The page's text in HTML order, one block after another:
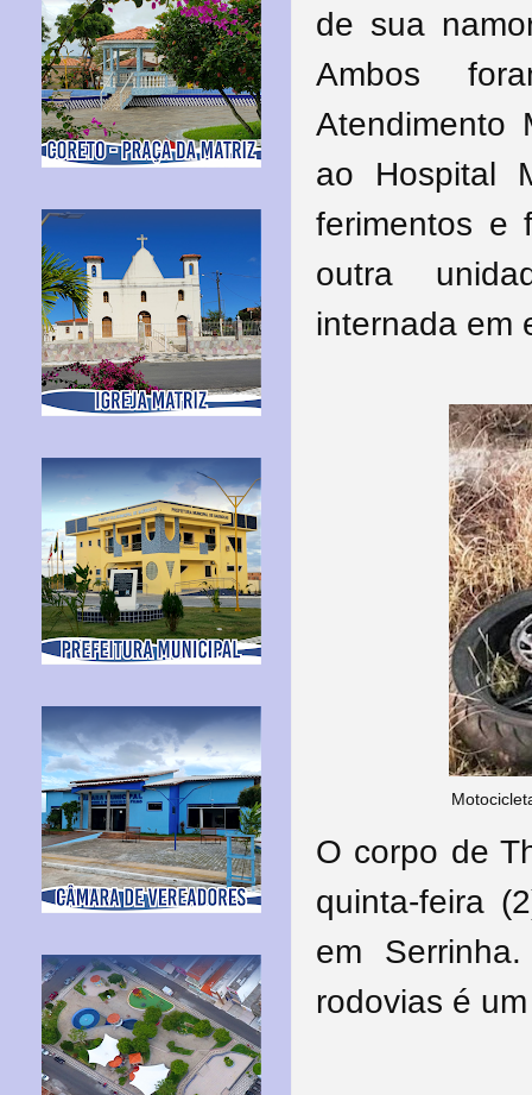
de sua
Ambos
Atendimento
ao Hospital
ferimentos e
outra
internada em
O corpo de
quinta-feira
em
rodovias é